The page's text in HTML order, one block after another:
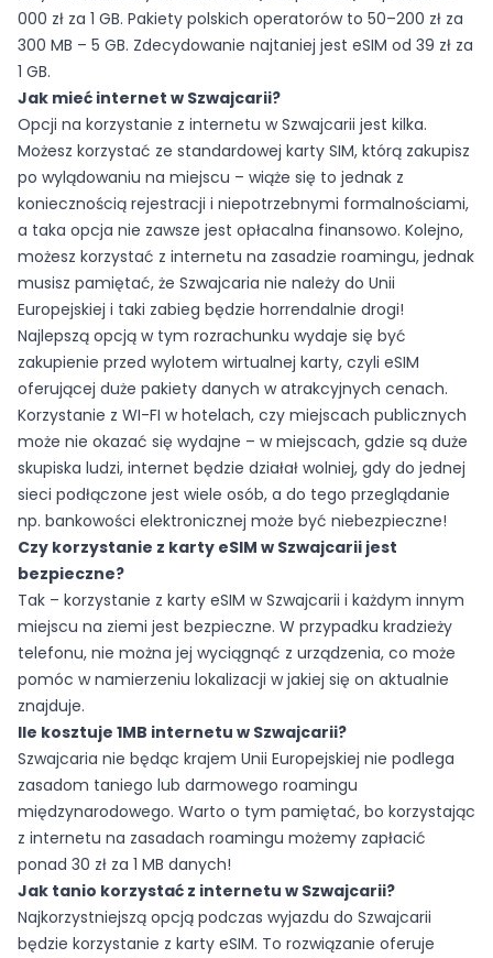
000 zł za 1 GB. Pakiety polskich operatorów to 50–200 zł za
300 MB – 5 GB. Zdecydowanie najtaniej jest eSIM od 39 zł za
1 GB.
Jak mieć internet w Szwajcarii?
Opcji na korzystanie z internetu w Szwajcarii jest kilka.
Możesz korzystać ze standardowej karty SIM, którą zakupisz
po wylądowaniu na miejscu – wiąże się to jednak z
koniecznością rejestracji i niepotrzebnymi formalnościami,
a taka opcja nie zawsze jest opłacalna finansowo. Kolejno,
możesz korzystać z internetu na zasadzie roamingu, jednak
musisz pamiętać, że Szwajcaria nie należy do Unii
Europejskiej i taki zabieg będzie horrendalnie drogi!
Najlepszą opcją w tym rozrachunku wydaje się być
zakupienie przed wylotem wirtualnej karty, czyli eSIM
oferującej duże pakiety danych w atrakcyjnych cenach.
Korzystanie z WI-FI w hotelach, czy miejscach publicznych
może nie okazać się wydajne – w miejscach, gdzie są duże
skupiska ludzi, internet będzie działał wolniej, gdy do jednej
sieci podłączone jest wiele osób, a do tego przeglądanie
np. bankowości elektronicznej może być niebezpieczne!
Czy korzystanie z karty eSIM w Szwajcarii jest
bezpieczne?
Tak – korzystanie z karty eSIM w Szwajcarii i każdym innym
miejscu na ziemi jest bezpieczne. W przypadku kradzieży
telefonu, nie można jej wyciągnąć z urządzenia, co może
pomóc w namierzeniu lokalizacji w jakiej się on aktualnie
znajduje.
Ile kosztuje 1MB internetu w Szwajcarii?
Szwajcaria nie będąc krajem Unii Europejskiej nie podlega
zasadom taniego lub darmowego roamingu
międzynarodowego. Warto o tym pamiętać, bo korzystając
z internetu na zasadach roamingu możemy zapłacić
ponad 30 zł za 1 MB danych!
Jak tanio korzystać z internetu w Szwajcarii?
Najkorzystniejszą opcją podczas wyjazdu do Szwajcarii
będzie korzystanie z karty eSIM. To rozwiązanie oferuje